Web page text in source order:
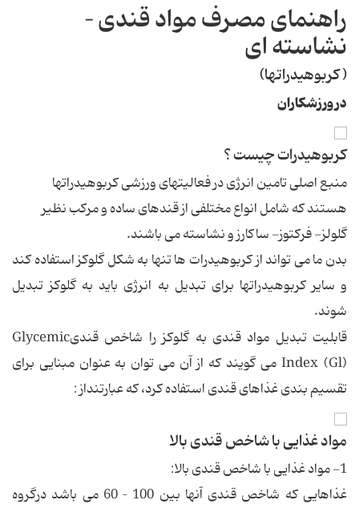
راهنمای مصرف مواد قندی –
نشاسته ای
( كربوهیدراتها)
در ورزشكاران
كربوهیدرات چیست ؟
منبع اصلی تامین انرژی در فعالیتهای ورزشی كربوهیدراتها
هستند كه شامل انواع مختلفی از قندهای ساده و مركب نظیر
گلولز- فركتوز- ساكارز و نشاسته می باشند.
بدن ما می تواند از كربوهیدرات ها تنها به شكل گلوكز استفاده كند
و سایر كربوهیدراتها برای تبدیل به انرژی باید به گلوكز تبدیل
شوند.
قابلیت تبدیل مواد قندی به گلوكز را شاخص قندیGlycemic
Index (Gl) می گویند كه از آن می توان به عنوان مبنایی برای
تقسیم بندی غذاهای قندی استفاده كرد، كه عبارتنداز :
مواد غذایی با شاخص قندی بالا
1- مواد غذایی با شاخص قندی بالا:
غذاهایی كه شاخص قندی آنها بین 100 – 60 می باشد درگروه